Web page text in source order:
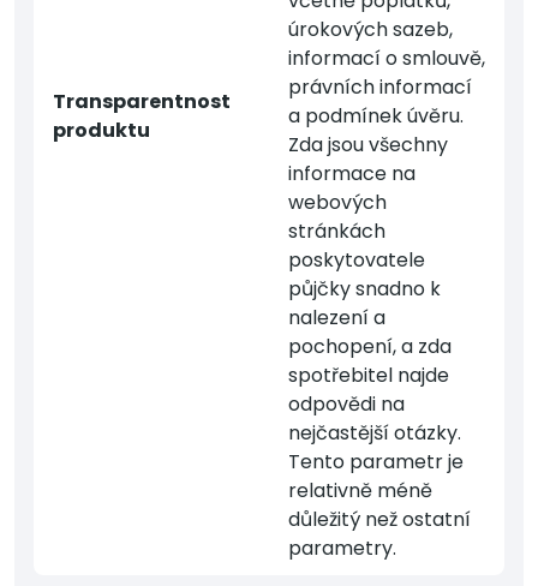
Transparentnost
produktu
úrokových sazeb,
informací o smlouvě,
právních informací
a podmínek úvěru.
Zda jsou všechny
informace na
webových
stránkách
poskytovatele
půjčky snadno k
nalezení a
pochopení, a zda
spotřebitel najde
odpovědi na
nejčastější otázky.
Tento parametr je
relativně méně
důležitý než ostatní
parametry.